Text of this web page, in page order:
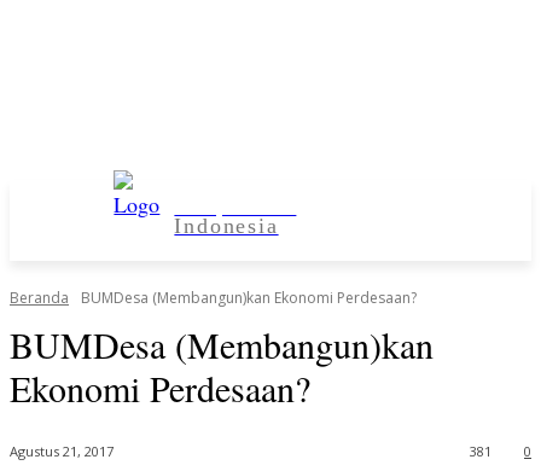
Indonesia
Beranda BUMDesa (Membangun)kan Ekonomi Perdesaan?
BUMDesa (Membangun)kan
Ekonomi Perdesaan?
Agustus 21, 2017 0
381